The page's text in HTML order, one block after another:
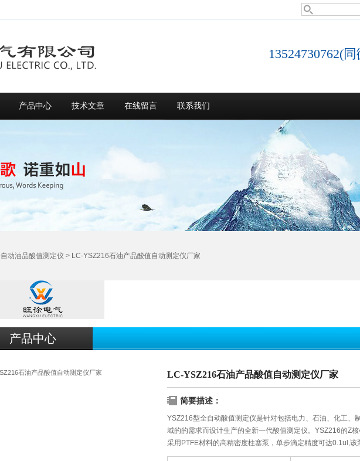
13524730762(
产品中心 技术文章 在线留言 联系我们
动油品酸值测定仪 > LC-YSZ216石油产品酸值自动测定仪厂家
产品中心
LC-YSZ216石油产品酸值自动测定仪厂家
简要描述：
YSZ216型全自动酸值测定仪是针对包括电力、石油、化工、
域的的需求而设计生产的全新一代酸值测定仪。YSZ216的Z
采用PTFE材料的高精密度柱塞泵，单步滴定精度可达0.1ul,该
所具有的容易受KOH结晶体的影响而极易损坏的缺陷，同时